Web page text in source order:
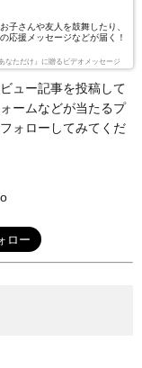
子さんや友人を鼓舞したり、
応援メッセージなどが届く！
なただけ』に贈るビデオメッセージ
ュー記事を投稿して
ームなどが当たるプ
ォローしてみてくだ